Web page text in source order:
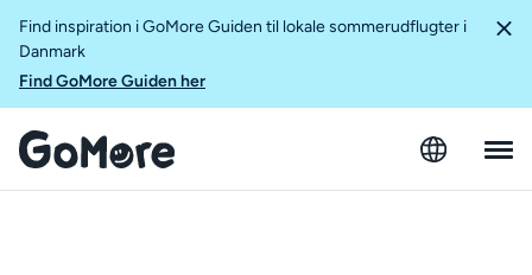
Find inspiration i GoMore Guiden til lokale sommerudflugter i
Danmark
Find GoMore Guiden her